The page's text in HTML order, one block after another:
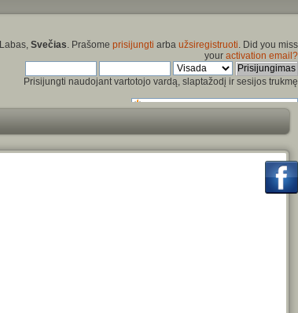
Labas, Svečias. Prašome prisijungti arba užsiregistruoti. Did you miss
your activation email?
Prisijungti naudojant vartotojo vardą, slaptažodį ir sesijos trukmę